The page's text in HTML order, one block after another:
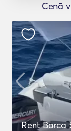
Cenā
Rent Barca